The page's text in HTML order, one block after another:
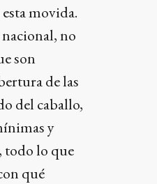
movida.
no
son
de las
del caballo,
y
todo lo que
qué